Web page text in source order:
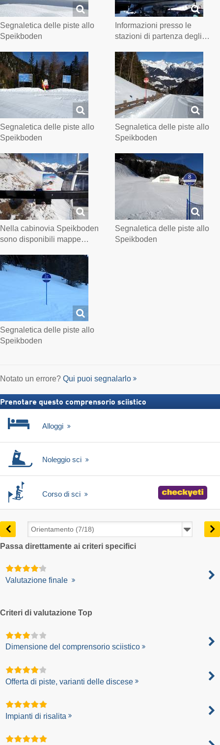
Segnaletica delle piste allo
Speikboden
Informazioni presso le
stazioni di partenza degli…
Segnaletica delle piste allo
Speikboden
Segnaletica delle piste allo
Speikboden
Nella cabinovia Speikboden
sono disponibili mappe…
Segnaletica delle piste allo
Speikboden
Segnaletica delle piste allo
Speikboden
Notato un errore? Qui puoi segnalarlo
Prenotare questo comprensorio sciistico
Alloggi
Noleggio sci
Corso di sci
Passa direttamente ai criteri specifici
Valutazione finale
Criteri di valutazione Top
Dimensione del comprensorio sciistico
Offerta di piste, varianti delle discese
Impianti di risalita